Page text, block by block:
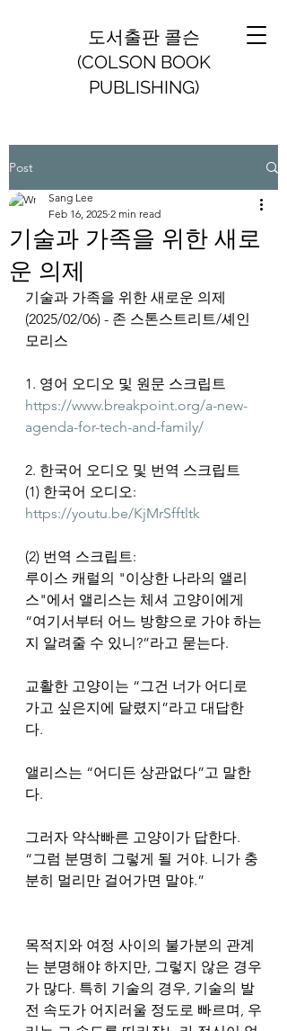
도서출판 콜슨
(COLSON BOOK
PUBLISHING)
Post
기술과 가족을 위한 새로
운 의제
Sang Lee
Feb 16, 2025 2 min read
기술과 가족을 위한 새로운 의제
(2025/02/06) - 존 스톤스트리트/셰인
모리스
1. 영어 오디오 및 원문 스크립트
https://www.breakpoint.org/a-new-
agenda-for-tech-and-family/
2. 한국어 오디오 및 번역 스크립트
(1) 한국어 오디오:
https://youtu.be/KjMrSfftltk
(2) 번역 스크립트:
루이스 캐럴의 "이상한 나라의 앨리
스"에서 앨리스는 체셔 고양이에게
“여기서부터 어느 방향으로 가야 하는
지 알려줄 수 있니?”라고 묻는다.
교활한 고양이는 “그건 너가 어디로
가고 싶은지에 달렸지”라고 대답한
다.
앨리스는 “어디든 상관없다”고 말한
다.
그러자 약삭빠른 고양이가 답한다.
“그럼 분명히 그렇게 될 거야. 니가 충
분히 멀리만 걸어가면 말야.”
목적지와 여정 사이의 불가분의 관계
는 분명해야 하지만, 그렇지 않은 경우
가 많다. 특히 기술의 경우, 기술의 발
전 속도가 어지러울 정도로 빠르며, 우